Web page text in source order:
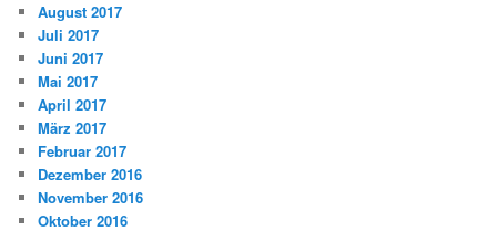
August 2017
Juli 2017
Juni 2017
Mai 2017
April 2017
März 2017
Februar 2017
Dezember 2016
November 2016
Oktober 2016